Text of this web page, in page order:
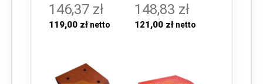
146,37 zł
119,00 zł
148,83 zł
121,00 zł